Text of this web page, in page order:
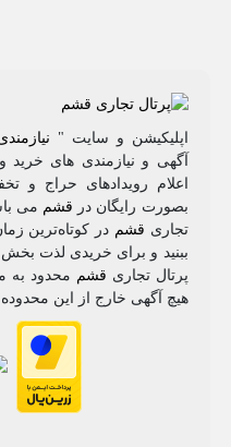
اپلیکیشن و سایت "
آگهی و نیازمندی های
اعلام رویدادهای حراج
بصورت رایگان در قشم می
تجاری قشم در کوتاه‌ترین
ببنید و برای خریدی لذت
پرتال تجاری قشم محدود به
هیچ آگهی خارج از این